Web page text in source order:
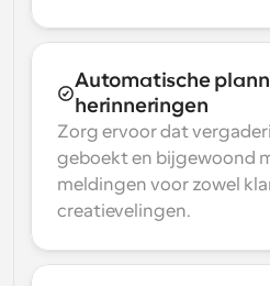
Automatische
herinneringen
Zorg ervoor dat
geboekt en bijgewoond
meldingen voor zowel
creatievelingen.